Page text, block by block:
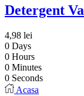
Detergent
4,98 lei
0 Days
0 Hours
0 Minutes
0 Seconds
Acasa